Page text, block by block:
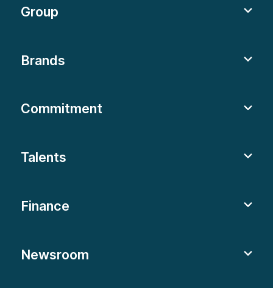
Group
Brands
Commitment
Talents
Finance
Newsroom